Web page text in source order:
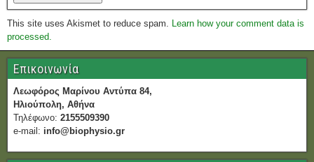
This site uses Akismet to reduce spam. Learn how your comment data is
processed.
Επικοινωνία
Λεωφόρος Μαρίνου Αντύπα 84,
Ηλιούπολη, Αθήνα
Τηλέφωνο: 2155509390
e-mail: info@biophysio.gr